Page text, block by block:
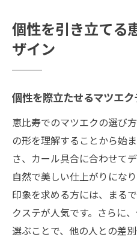
個性を引き立てる
ザイン
個性を際立たせるマツエ
恵比寿でのマツエクの選び
の形を理解することから始
さ、カール具合に合わせて
自然で美しい仕上がりにな
印象を求める方には、まる
クステが人気です。さらに
選ぶことで、他の人との差